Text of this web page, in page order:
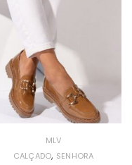
MLV
CALÇADO, SENHORA